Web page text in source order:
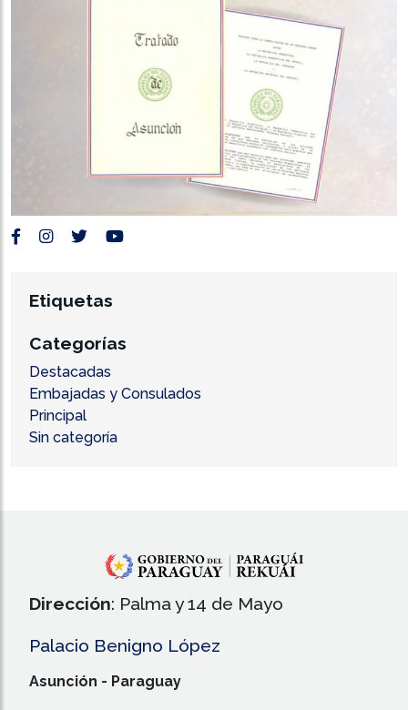
Etiquetas
Categorías
Destacadas
Embajadas y Consulados
Principal
Sin categoría
Dirección: Palma y 14 de Mayo
Palacio Benigno López
Asunción - Paraguay